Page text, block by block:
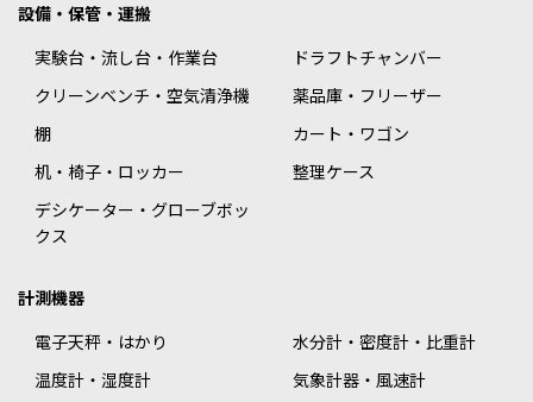
設備・保管・運搬
実験台・流し台・作業台
ドラフトチャンバー
クリーンベンチ・空気清浄機
薬品庫・フリーザー
棚
カート・ワゴン
机・椅子・ロッカー
整理ケース
デシケーター・グローブボッ
クス
計測機器
電子天秤・はかり
水分計・密度計・比重計
温度計・湿度計
気象計器・風速計